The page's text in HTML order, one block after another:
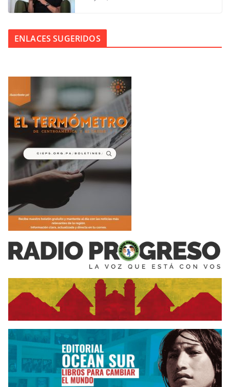
ENLACES SUGERIDOS